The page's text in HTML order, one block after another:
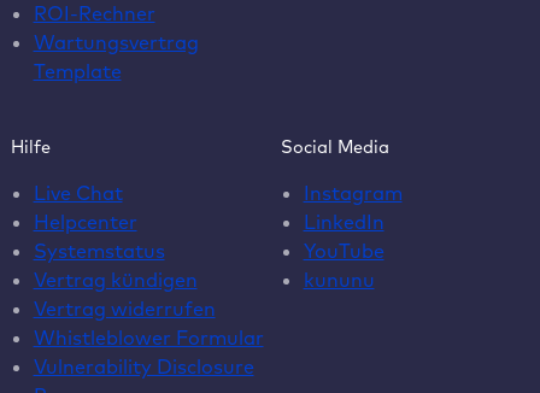
ROI-Rechner
Wartungsvertrag
Template
Hilfe
Live Chat
Helpcenter
Systemstatus
Vertrag kündigen
Vertrag widerrufen
Whistleblower Formular
Vulnerability Disclosure
Social Media
Instagram
LinkedIn
YouTube
kununu